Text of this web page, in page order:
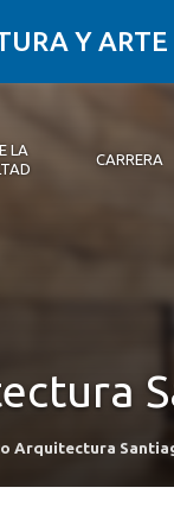
Y ARTE
LA
CARRERA
Arquitectura